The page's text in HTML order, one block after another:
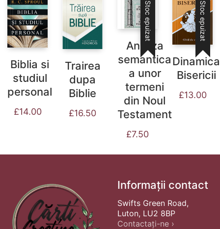
Biblia si
studiul
personal
£14.00
Trairea
dupa
Biblie
£16.50
Stoc epuizat
Analiza
semantica
a unor
termeni
din Noul
Testament
£7.50
Stoc epuizat
Dinamica
Bisericii
£13.00
Informații contact
Swifts Green Road,
Luton, LU2 8BP
Contactați-ne ›